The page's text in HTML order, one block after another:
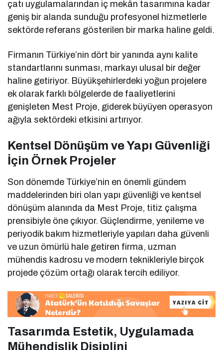
çatı uygulamalarından iç mekân tasarımına kadar
geniş bir alanda sunduğu profesyonel hizmetlerle
sektörde referans gösterilen bir marka haline geldi.
Firmanın Türkiye’nin dört bir yanında aynı kalite
standartlarını sunması, markayı ulusal bir değer
haline getiriyor. Büyükşehirlerdeki yoğun projelere
ek olarak farklı bölgelerde de faaliyetlerini
genişleten Mest Proje, giderek büyüyen operasyon
ağıyla sektördeki etkisini artırıyor.
Kentsel Dönüşüm ve Yapı Güvenliği
İçin Örnek Projeler
Son dönemde Türkiye’nin en önemli gündem
maddelerinden biri olan yapı güvenliği ve kentsel
dönüşüm alanında da Mest Proje, titiz çalışma
prensibiyle öne çıkıyor. Güçlendirme, yenileme ve
periyodik bakım hizmetleriyle yapıları daha güvenli
ve uzun ömürlü hale getiren firma, uzman
mühendis kadrosu ve modern teknikleriyle birçok
projede çözüm ortağı olarak tercih ediliyor.
Tasarımda Estetik, Uygulamada
Mühendislik Disiplini